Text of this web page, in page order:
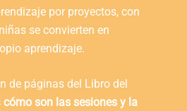
por proyectos, con
se convierten en
aprendizaje.
de páginas del Libro del
cómo son las sesiones y la